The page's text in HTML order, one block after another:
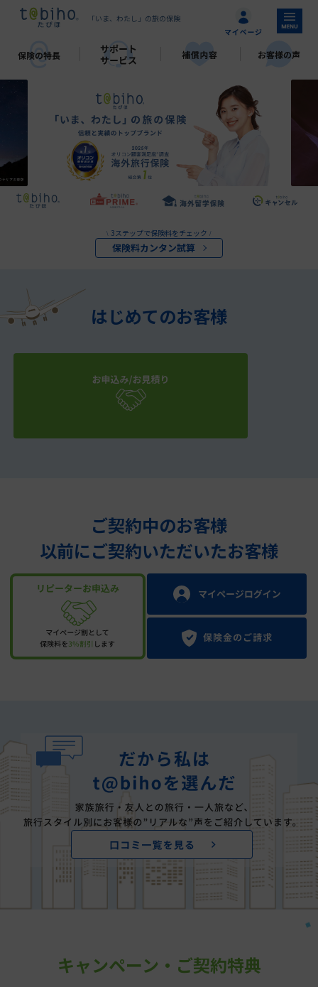
「いま、わたし」の旅の保険
\ 3ステップで保険料をチェック
保険料カンタン試算
はじめてのお客様
ご契約中のお客様
以前にご契約いただいたお客様
キャンペーン・ご契約特典